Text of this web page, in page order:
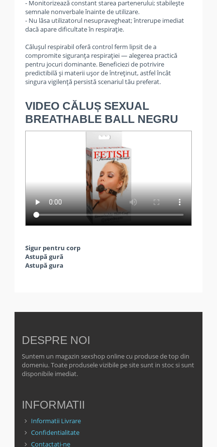
- Monitorizează constant starea partenerului; stabilește
semnale nonverbale înainte de utilizare.
- Nu lăsa utilizatorul nesupravegheat; întrerupe imediat
dacă apare dificultate în respirație.
Călușul respirabil oferă control ferm lipsit de a
compromite siguranța respirației — alegerea practică
pentru jocuri dominante. Beneficiezi de potrivire
predictibilă și materii ușor de întreținut, astfel încât
singura vigilență persistă scenariul tău preferat.
VIDEO CĂLUȘ SEXUAL
BREATHABLE BALL NEGRU
Sigur pentru corp
Astupă gură
Astupă gura
DESPRE NOI
Suntem un magazin sexshop online cu produse de top din
domeniu. Toate produsele vizibile pe site sunt in stoc si sunt
disponibile imediat.
INFORMATII
Informatii Livrare
Confidentialitate
Contactati-ne